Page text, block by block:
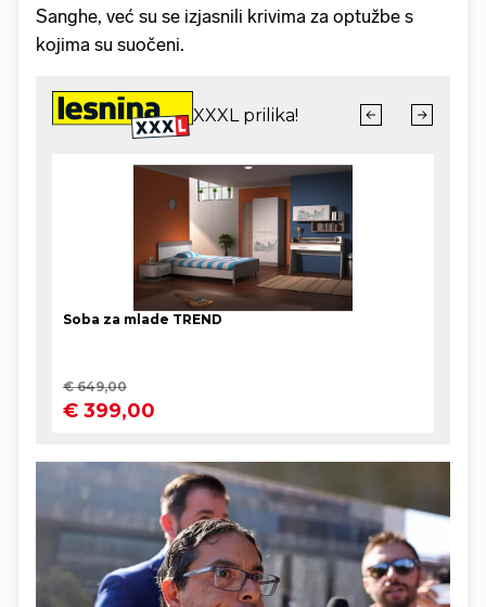
Sanghe, već su se izjasnili krivima za optužbe s
kojima su suočeni.